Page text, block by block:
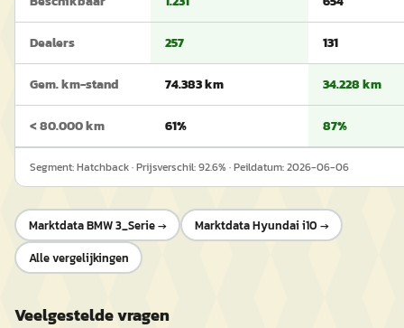
Dealers 257 131
Gem. km-stand 74.383 km 34.228 km
< 80.000 km 61% 87%
Segment:Hatchback· Prijsverschil:92.6% · Peildatum:2026-06-06
MarktdataBMW 3_Serie→ MarktdataHyundai i10 →
Alle vergelijkingen
Veelgestelde vragen